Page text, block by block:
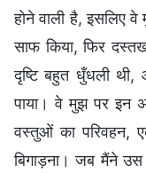
होने वाली है, इसलिए
साफ किया, फिर
दृष्टि बहुत धुँधली
पाया। वे मुझ पर इन
वस्तुओं का परिवहन,
बिगाड़ना। जब मैंने उस